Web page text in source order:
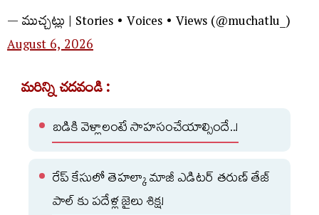
— ముచ్చట్లు | Stories • Voices • Views (@muchatlu_)
August 6, 2026
మరిన్ని చదవండి :
బడికి వెళ్లాలంటే సాహసంచేయాల్సిందే..!
రేప్ కేసులో తెహల్కా మాజీ ఎడిటర్ తరుణ్ తేజ్
పాల్ కు పదేళ్ల జైలు శిక్ష!